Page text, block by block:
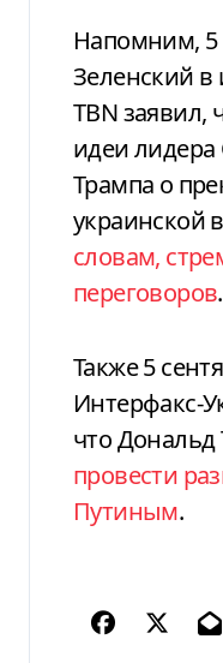
Напомним, 5
Зеленский в
TBN заявил,
идеи
Трампа о
украинской
словам,
переговоров.
Также 5
Интерфакс-
что Дональд
провести
Путиным.